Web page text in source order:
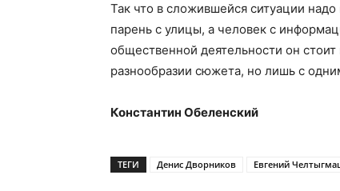
Так что в сложившейся ситуации
парень с улицы, а человек с
общественной деятельности он
разнообразии сюжета, но лишь с
Константин Обеленский
ТЕГИ Денис Дворников Евгений